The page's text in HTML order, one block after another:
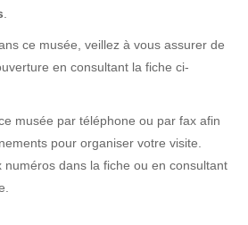
ce musée, veillez à vous assurer de
en consultant la fiche ci-
musée par téléphone ou par fax afin
pour organiser votre visite.
numéros dans la fiche ou en consultant